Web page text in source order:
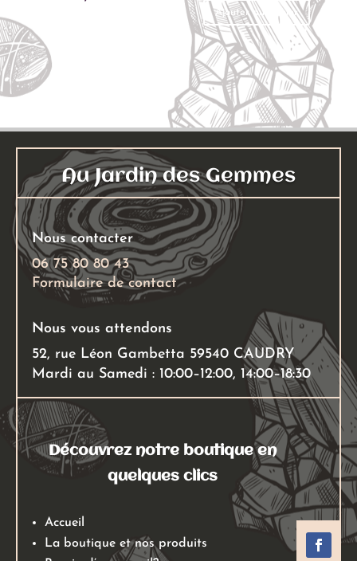
Ajouter au panier
Au Jardin des Gemmes
Nous contacter
06 75 80 80 43
Formulaire de contact
Nous vous attendons
52, rue Léon Gambetta 59540 CAUDRY
Mardi au Samedi : 10:00–12:00, 14:00–18:30
Découvrez notre boutique en
quelques clics
Accueil
La boutique et nos produits